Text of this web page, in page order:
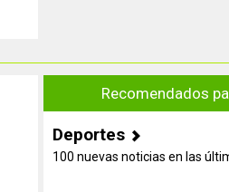
Recomendados
Deportes
100 nuevas noticias en las